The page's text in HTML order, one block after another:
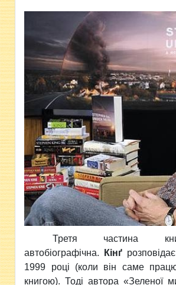
Третя частина
автобіографічна.
Кінґ
1999 році (коли він саме
книгою). Тоді автора «Зеленої